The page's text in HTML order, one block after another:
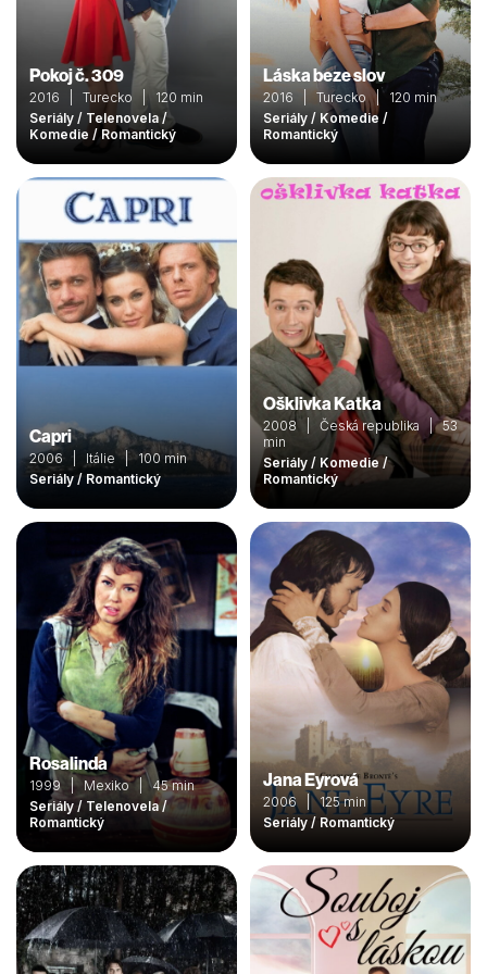
bystrá, ostrovtipná a ambiciózna žena, ktorá žije v
ochladnutom vzťahu so svojím manželom Imrichom .
Pokoj č. 309
2016 | Turecko | 120 min
Seriály / Telenovela /
Komedie / Romantický
Láska beze slov
2016 | Turecko | 120 min
Seriály / Komedie /
Romantický
Capri
2006 | Itálie | 100 min
Seriály / Romantický
Ošklivka Katka
2008 | Česká republika | 53
min
Seriály / Komedie /
Romantický
Rosalinda
1999 | Mexiko | 45 min
Seriály / Telenovela /
Romantický
Jana Eyrová
2006 | 125 min
Seriály / Romantický